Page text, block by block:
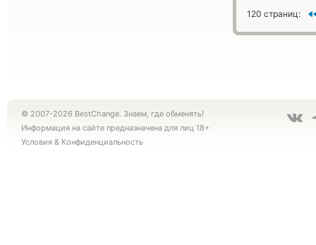
120 страниц:
© 2007-2026 BestChange. Знаем, где обменять!
Информация на сайте предназначена для лиц 18+
Условия & Конфиденциальность